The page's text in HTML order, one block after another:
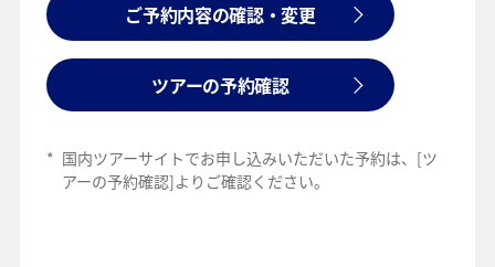
ご予約内容の確認・変更
ツアーの予約確認
* 国内ツアーサイトでお申し込みいただいた予約は、[ツ
アーの予約確認]よりご確認ください。